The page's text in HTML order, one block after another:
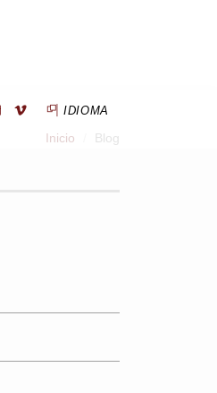
IDIOMA
Inicio Blog